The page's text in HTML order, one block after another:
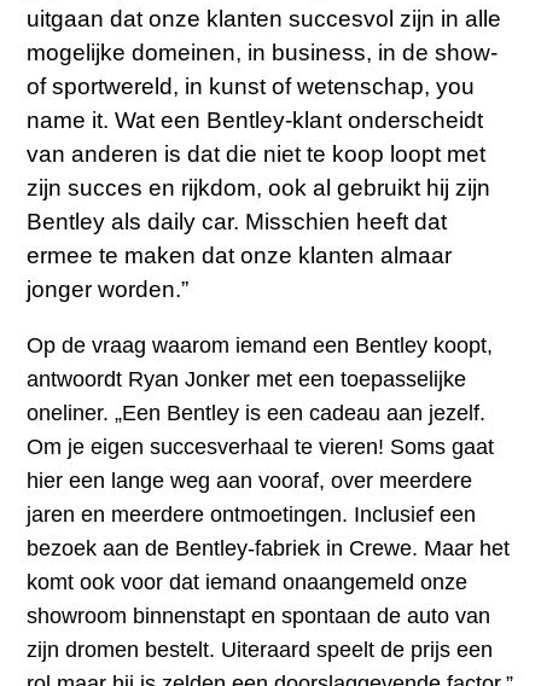
uitgaan dat onze klanten succesvol zijn in alle
mogelijke domeinen, in business, in de show-
of sportwereld, in kunst of wetenschap, you
name it. Wat een Bentley-klant onderscheidt
van anderen is dat die niet te koop loopt met
zijn succes en rijkdom, ook al gebruikt hij zijn
Bentley als daily car. Misschien heeft dat
ermee te maken dat onze klanten almaar
jonger worden.”
Op de vraag waarom iemand een Bentley koopt,
antwoordt Ryan Jonker met een toepasselijke
oneliner. „Een Bentley is een cadeau aan jezelf.
Om je eigen succesverhaal te vieren! Soms gaat
hier een lange weg aan vooraf, over meerdere
jaren en meerdere ontmoetingen. Inclusief een
bezoek aan de Bentley-fabriek in Crewe. Maar het
komt ook voor dat iemand onaangemeld onze
showroom binnenstapt en spontaan de auto van
zijn dromen bestelt. Uiteraard speelt de prijs een